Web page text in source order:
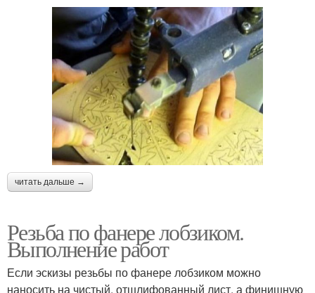
читать дальше →
Резьба по фанере лобзиком.
Выполнение работ
Если эскизы резьбы по фанере лобзиком можно
наносить на чистый, отшлифованный лист, а финишную